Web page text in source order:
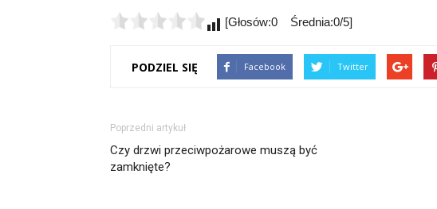
[Głosów:0 Średnia:0/5]
PODZIEL SIĘ Facebook Twitter
Poprzedni artykuł
Czy drzwi przeciwpożarowe muszą być
zamknięte?